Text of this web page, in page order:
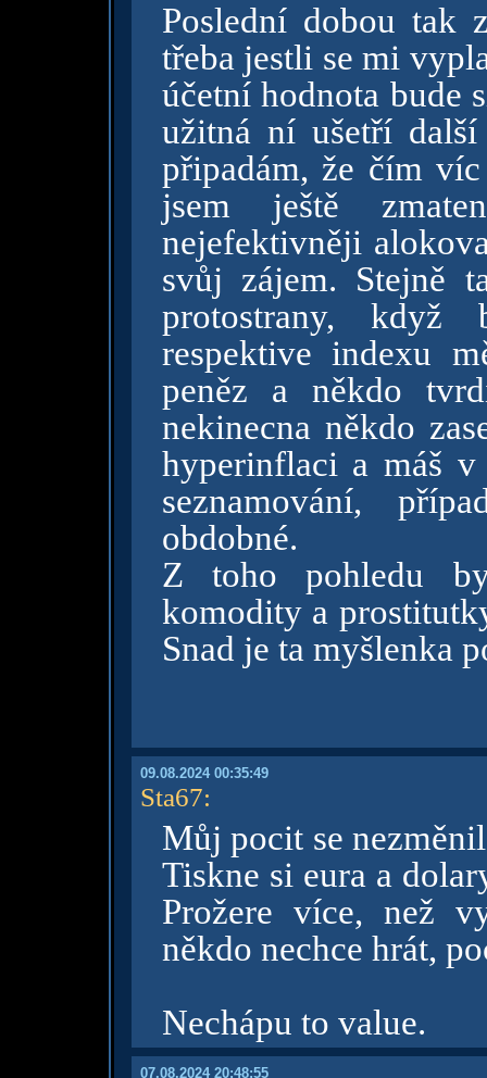
Poslední dobou tak
třeba jestli se mi
účetní hodnota bude
užitná ní ušetří
připadám, že čím
jsem ještě
nejefektivněji
svůj zájem. Stejně
protostrany,
respektive indexu
peněz a někdo
nekinecna někdo
hyperinflaci a máš
seznamování,
obdobné.
Z toho pohledu
komodity a
Snad je ta myšlenka
09.08.2024 00:35:49
Sta67:
Můj pocit se
Tiskne si eura a
Prožere více, než
někdo nechce hrát,
Nechápu to value.
07.08.2024 20:48:55